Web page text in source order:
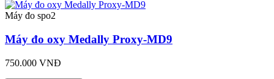
Máy đo spo2
Máy đo oxy Medally Proxy-MD9
750.000 VNĐ